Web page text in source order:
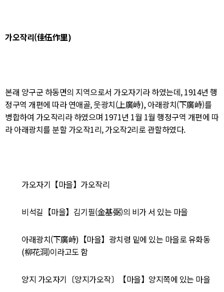
가오작리(佳伍作里)
본래 양구군 하동면의 지역으로서 가오자기라 하였는데, 1914년 행
정구역 개편에 따라 연애골, 웃광치(上廣峙), 아래광치(下廣峙)를
병합하여 가오작리라 하였으며 1971년 1월 1월 행정구역 개편에 따
라 아래광치를 분할 가오작1리, 가오작2리로 관할하였다.
가오자기【마을】가오작리
비석길【마을】김기필(金基弼)의 비가 서 있는 마을
아래광치(下廣峙)【마을】광치령 밑에 있는 마을로 유화동
(柳花洞)이라고도 함
양지 가오자기〔양지가오작〕【마을】양지쪽에 있는 마을